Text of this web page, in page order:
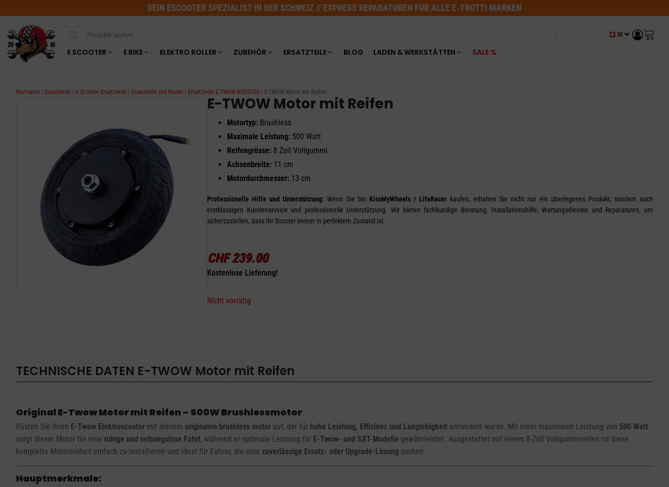
DEIN ESCOOTER SPEZIALIST IN DER SCHWEIZ // EXPRESS REPARATUREN FÜR ALLE E-TROTTI MARKEN
Products
DE
E SCOOTER E BIKE ELEKTRO ROLLER ZUBEHÖR ERSATZTEILE BLOG LADEN & WERKSTÄTTEN SALE %
Startseite / Ersatzteile / e Scooter Ersatzteile / Ersatzteile pro Marke / Ersatzteile E-TWOW BOOSTER / E-TWOW Motor mit Reifen
E-TWOW Motor mit Reifen
Motortyp: Brushless
Maximale Leistung: 500 Watt
Reifengrösse: 8 Zoll Vollgummi
Achsenbreite: 11 cm
Motordurchmesser: 13 cm
Professionelle Hilfe und Unterstützung: Wenn Sie bei KissMyWheels / LifeRacerkaufen, erhalten Sie nicht nur ein überlegenes Produkt, sondern auch
erstklassigen Kundenservice und professionelle Unterstützung. Wir bieten fachkundige Beratung, Installationshilfe, Wartungsdienste und Reparaturen, um
sicherzustellen, dass Ihr Scooter immer in perfektem Zustand ist.
CHF239.00
Kostenlose Lieferung!
Nicht vorrätig
TECHNISCHE DATEN E-TWOW Motor mit Reifen
Original E-Twow Motor mit Reifen – 500W Brushlessmotor
Rüsten Sie Ihren E-Twow Elektroscooter mit diesem originalen brushless motor auf, der für hohe Leistung, Effizienz und Langlebigkeit entwickelt wurde. Mit einer maximalen Leistung von 500 Watt
sorgt dieser Motor für eine ruhige und reibungslose Fahrt, während er optimale Leistung für E-Twow- und SXT-Modelle gewährleistet. Ausgestattet mit einem 8-Zoll Vollgummireifen ist diese
komplette Motoreinheit einfach zu installieren und ideal für Fahrer, die eine zuverlässige Ersatz- oder Upgrade-Lösung suchen.
Hauptmerkmale: